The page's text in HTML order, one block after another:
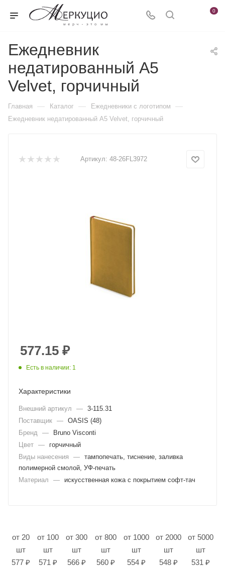
0
Ежедневник
недатированный А5
Velvet, горчичный
Главная — Каталог — Ежедневники c логотипом —
Ежедневник недатированный А5 Velvet, горчичный
Артикул: 48-26FL3972
577.15 ₽
Есть в наличии: 1
Характеристики
Внешний артикул — 3-115.31
Поставщик — OASIS (48)
Бренд
—
Bruno Visconti
Цвет —
горчичный
Виды нанесения
— тампопечать, тиснение, заливка
полимерной смолой, УФ-печать
Материал
— искусственная кожа с покрытием софт-тач
от 20
шт
577 ₽
от 100
шт
571 ₽
от 300
шт
566 ₽
от 800
шт
560 ₽
от 1000
шт
554 ₽
от 2000
шт
548 ₽
от 5000
шт
531 ₽